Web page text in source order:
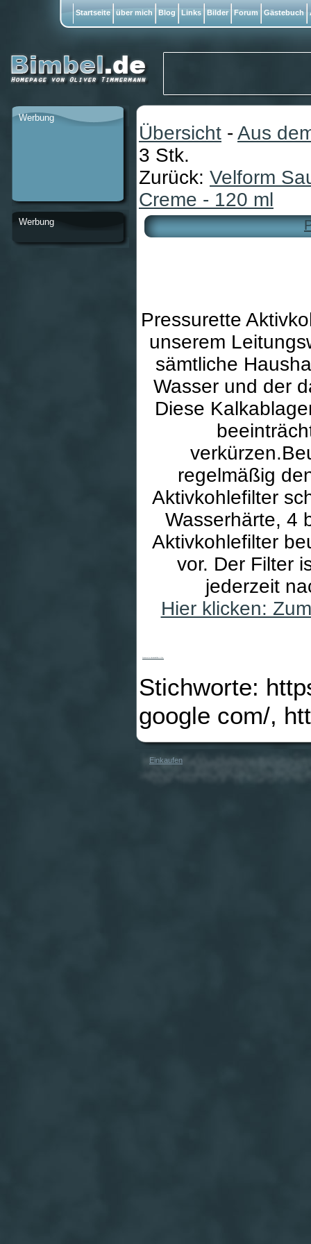
Übersicht - Aus
3 Stk.
Zurück: Velform
Creme - 120 ml
Pressurette
unserem
sämtliche
Wasser und der
Diese
regelmäßig
Aktivkohlefilter
Wasserhärte, 4
Aktivkohlefilter
vor. Der Filter
jederzeit
Hier klicken:
Stichworte:
google com/,
Einkaufen
Werbung
Werbung
Startseite über mich Blog Links Bilder Forum Gästebuch